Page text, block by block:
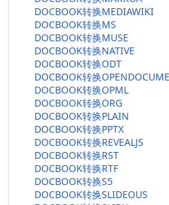
DOCBOOK转换MEDIAWIKI
DOCBOOK转换MS
DOCBOOK转换MUSE
DOCBOOK转换NATIVE
DOCBOOK转换ODT
DOCBOOK转换
DOCBOOK转换OPML
DOCBOOK转换ORG
DOCBOOK转换PLAIN
DOCBOOK转换PPTX
DOCBOOK转换REVEALJS
DOCBOOK转换RST
DOCBOOK转换RTF
DOCBOOK转换S5
DOCBOOK转换SLIDEOUS